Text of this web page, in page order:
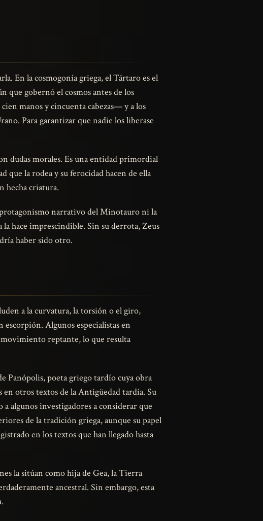
En la cosmogonía griega, el Tártaro es el
gobernó el cosmos antes de los
manos y cincuenta cabezas— y a los
Para garantizar que nadie los liberase
dudas morales. Es una entidad primordial
que la rodea y su ferocidad hacen de ella
hecha criatura.
narrativo del Minotauro ni la
hace imprescindible. Sin su derrota, Zeus
haber sido otro.
a la curvatura, la torsión o el giro,
Algunos especialistas en
reptante, lo que resulta
Panópolis, poeta griego tardío cuya obra
en otros textos de la Antigüedad tardía. Su
a algunos investigadores a considerar que
de la tradición griega, aunque su papel
en los textos que han llegado hasta
la sitúan como hija de Gea, la Tierra
ancestral. Sin embargo, esta